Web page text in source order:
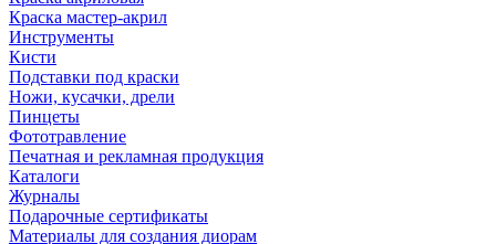
Краска мастер-акрил
Инструменты
Кисти
Подставки под краски
Ножи, кусачки, дрели
Пинцеты
Фототравление
Печатная и рекламная продукция
Каталоги
Журналы
Подарочные сертификаты
Материалы для создания диорам